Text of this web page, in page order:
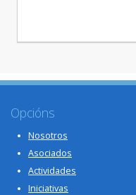
Opcións
Nosotros
Asociados
Actividades
Iniciativas